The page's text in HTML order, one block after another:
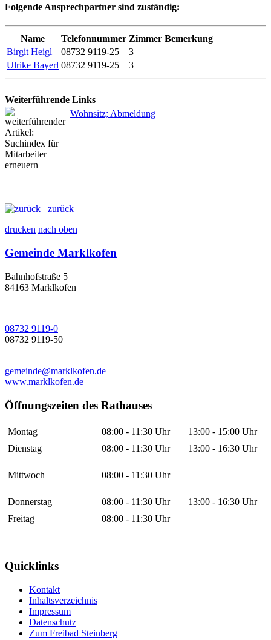
Folgende Ansprechpartner sind zuständig:
Name Telefonnummer Zimmer Bemerkung
Birgit Heigl
08732 9119-25
3
Ulrike Bayerl 08732 9119-25 3
Weiterführende Links
Wohnsitz; Abmeldung
zurück
drucken nach oben
Gemeinde Marklkofen
Bahnhofstraße 5
84163 Marklkofen
08732 9119-0
08732 9119-50
gemeinde@marklkofen.de
www.marklkofen.de
Öffnungszeiten des Rathauses
Montag 08:00 - 11:30 Uhr
13:00 - 15:00 Uhr
Dienstag
08:00 - 11:30 Uhr 13:00 - 16:30 Uhr
Mittwoch 08:00 - 11:30 Uhr
Donnerstag 08:00 - 11:30 Uhr
13:00 - 16:30 Uhr
Freitag
08:00 - 11:30 Uhr
Quicklinks
Kontakt
Inhaltsverzeichnis
Impressum
Datenschutz
Zum Freibad Steinberg